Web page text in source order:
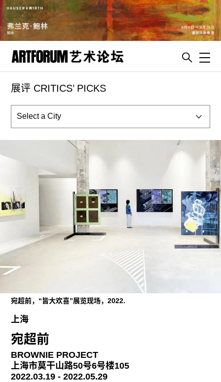
artguide
新闻
杂志
专栏
ENGLISH
ART & EDUCATION
订阅
联系我们
关注我们
展评 CRITICS’ PICKS
宛超前，“皆大欢喜”展览现场，2022.
上海
宛超前
BROWNIE PROJECT
上海市莫干山路50号6号楼105
2022.03.19 - 2022.05.29